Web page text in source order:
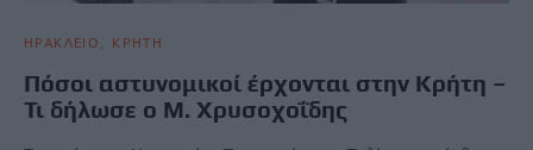
ΗΡΑΚΛΕΙΟ ΚΡΗΤΗ
Πόσοι αστυνομικοί έρχονται στην Κρήτη –
Τι δήλωσε ο Μ. Χρυσοχοΐδης